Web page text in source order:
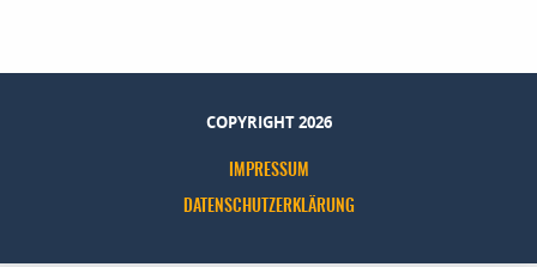
COPYRIGHT 2026
IMPRESSUM
DATENSCHUTZERKLÄRUNG